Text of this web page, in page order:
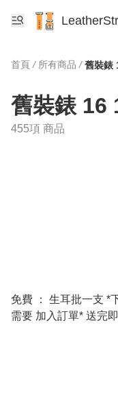
首頁 / 所有商品 / 舊裝錶
舊裝錶 16
455項 商品
免費 ： 生耳批一支 *下單時
需要 加入訂單* 送完